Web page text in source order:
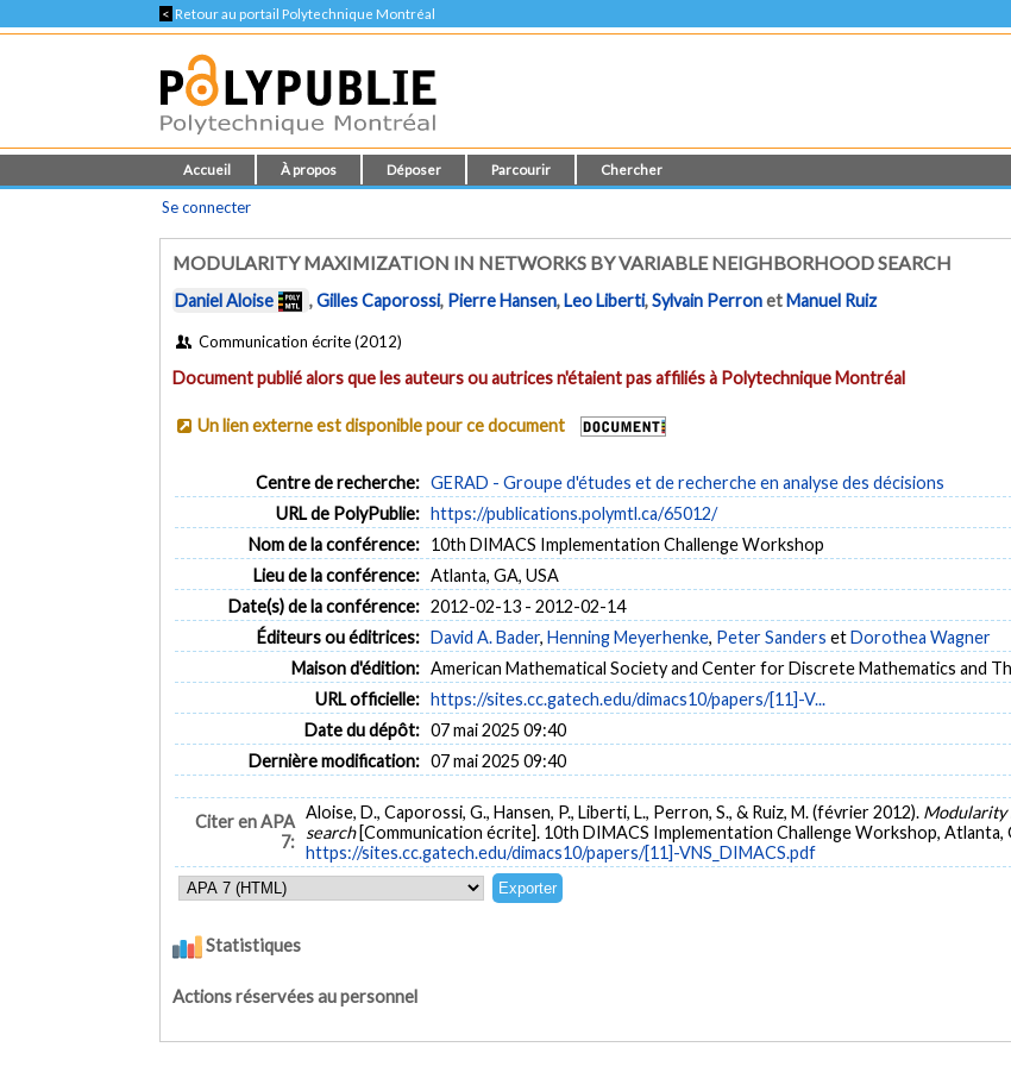
< Retour au portail Polytechnique Montréal
Accueil À propos Déposer Parcourir Chercher
Se connecter
MODULARITY MAXIMIZATION IN NETWORKS BY VARIABLE NEIGHBORHOOD SEARCH
Daniel Aloise ,Gilles Caporossi, Pierre Hansen,Leo Liberti,Sylvain PerronetManuel Ruiz
Communication écrite (2012)
Document publié alors que les auteurs ou autrices n'étaient pas affiliés à Polytechnique Montréal
Un lien externe est disponible pour ce document
Centre de recherche: GERAD - Groupe d'études et de recherche en analyse des décisions
URL de PolyPublie: https://publications.polymtl.ca/65012/
Nom de la conférence: 10th DIMACS Implementation Challenge Workshop
Lieu de la conférence: Atlanta, GA, USA
Date(s) de la conférence: 2012-02-13 - 2012-02-14
Éditeurs ou éditrices: David A. Bader, Henning Meyerhenke, Peter Sanders etDorothea Wagner
Maison d'édition: American Mathematical Society and Center for Discrete Mathematics and
URL officielle: https://sites.cc.gatech.edu/dimacs10/papers/[11]-V...
Date du dépôt: 07 mai 2025 09:40
Dernière modification: 07 mai 2025 09:40
Citer en APA
7:
Aloise, D., Caporossi, G., Hansen, P., Liberti, L., Perron, S., & Ruiz, M. (février 2012). Modularity
search [Communication écrite]. 10th DIMACS Implementation Challenge Workshop, Atlanta,
https://sites.cc.gatech.edu/dimacs10/papers/[11]-VNS_DIMACS.pdf
Statistiques
Actions réservées au personnel